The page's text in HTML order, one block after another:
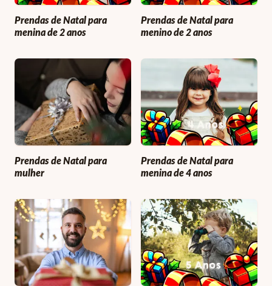
Prendas de Natal para
menina de 2 anos
Prendas de Natal para
menino de 2 anos
Prendas de Natal para
mulher
Prendas de Natal para
menina de 4 anos